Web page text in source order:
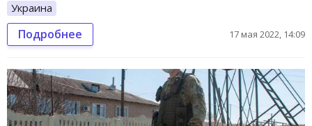
Украина
Подробнее 17 мая 2022, 14:09